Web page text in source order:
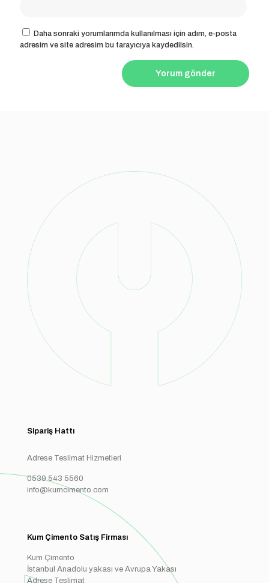
Daha sonraki yorumlarımda kullanılması için adım, e-posta
adresim ve site adresim bu tarayıcıya kaydedilsin.
Sipariş Hattı
Adrese Teslimat Hizmetleri
0539 543 5560
info@kumcimento.com
Kum Çimento Satış Firması
Kum Çimento
İstanbul Anadolu yakası ve Avrupa Yakası
Adrese Teslimat